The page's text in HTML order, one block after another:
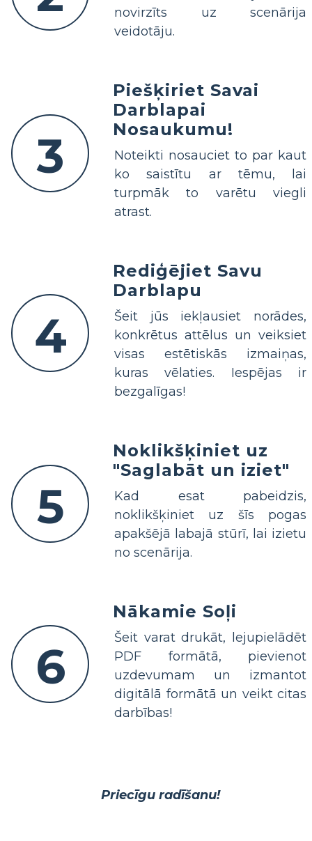
novirzīts uz scenārija
veidotāju.
3
Piešķiriet Savai
Darblapai
Nosaukumu!
Noteikti nosauciet to par kaut
ko saistītu ar tēmu, lai
turpmāk to varētu viegli
atrast.
4
Rediģējiet Savu
Darblapu
Šeit jūs iekļausiet norādes,
konkrētus attēlus un veiksiet
visas estētiskās izmaiņas,
kuras vēlaties. Iespējas ir
bezgalīgas!
5
Noklikšķiniet uz
"Saglabāt un iziet"
Kad esat pabeidzis,
noklikšķiniet uz šīs pogas
apakšējā labajā stūrī, lai izietu
no scenārija.
6
Nākamie Soļi
Šeit varat drukāt, lejupielādēt
PDF formātā, pievienot
uzdevumam un izmantot
digitālā formātā un veikt citas
darbības!
Priecīgu radīšanu!